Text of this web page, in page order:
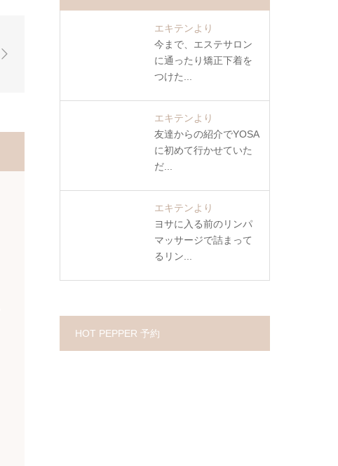
エキテンより
今まで、エステサロン
に通ったり矯正下着を
つけた...
エキテンより
友達からの紹介でYOSA
に初めて行かせていた
だ...
エキテンより
ヨサに入る前のリンパ
マッサージで詰まって
るリン...
HOT PEPPER 予約